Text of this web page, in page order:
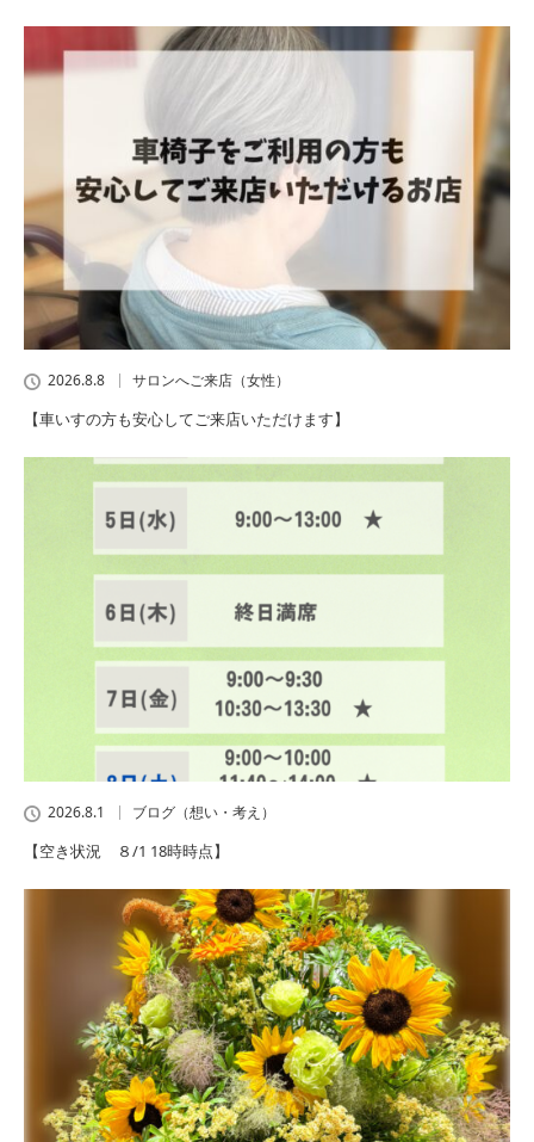
2026.8.8 サロンへご来店（女性）
【車いすの方も安心してご来店いただけます】
2026.8.1 ブログ（想い・考え）
【空き状況 ８/1 18時時点】